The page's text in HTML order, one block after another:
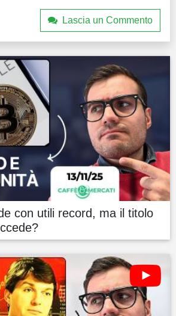
Lascia un Commento
con utili record, ma il titolo